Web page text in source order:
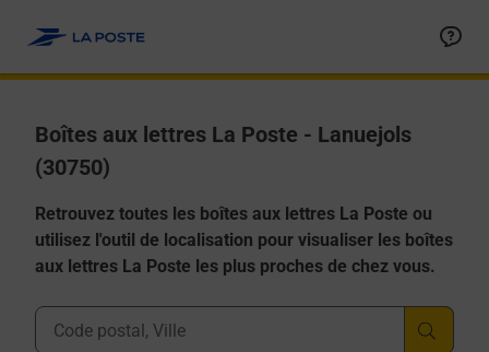
Boîtes aux lettres La Poste - Lanuejols
(30750)
Retrouvez toutes les boîtes aux lettres La Poste ou
utilisez l'outil de localisation pour visualiser les boîtes
aux lettres La Poste les plus proches de chez vous.
Ville, Département, Code Postal